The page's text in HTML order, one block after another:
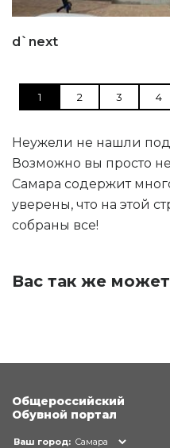
d`next
1 2 3 4
Неужели не нашли
Возможно вы просто
Самара содержит
уверены, что на этой
собраны все!
Вас так же
Общероссийский
Обувной портал
Ваш город: Самара